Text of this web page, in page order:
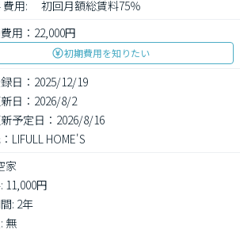
用: 　初回月額総賃料75％
用：22,000円
初期費用を知りたい
日：2025/12/19
日：2026/8/2
予定日：2026/8/16
LIFULL HOME'S
家
11,000円
: 2年
無